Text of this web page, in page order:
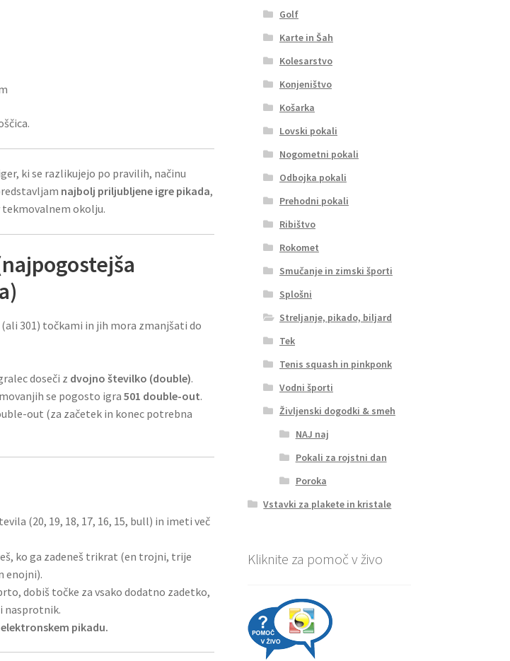
ki se razlikujejo po pravilih, načinu
najbolj priljubljene igre pikada,
okolju.
(ali 301) točkami in jih mora zmanjšati do
doseči z dvojno številko (double).
se pogosto igra501 double-out.
out (za začetek in konec potrebna
(20, 19, 18, 17, 16, 15, bull) in imeti več
ko ga zadeneš trikrat (en trojni, trije
enojni).
dobiš točke za vsako dodatno zadetko,
nasprotnik.
pikadu.
Golf
Karte in Šah
Kolesarstvo
Konjeništvo
Košarka
Lovski pokali
Nogometni pokali
Odbojka pokali
Prehodni pokali
Ribištvo
Rokomet
Smučanje in zimski športi
Splošni
Streljanje, pikado, biljard
Tek
Tenis squash in pinkponk
Vodni športi
Življenski dogodki & smeh
NAJ naj
Pokali za rojstni dan
Poroka
Vstavki za plakete in kristale
Kliknite za pomoč v živo